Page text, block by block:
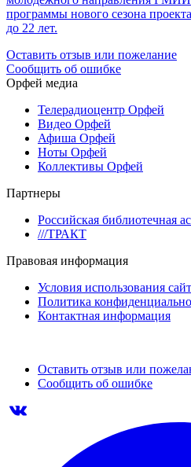
программы нового сезона
до 22 лет.
Оставить отзыв или пожелание
Сообщить об ошибке
Орфей медиа
Телерадиоцентр Орфей
Видео Орфей
Афиша Орфей
Ноты Орфей
Коллективы Орфей
Партнеры
Российская библиотечная
///ТРАКТ
Правовая информация
Условия использования
Политика
Контактная информация
Оставить отзыв или
Сообщить об ошибке